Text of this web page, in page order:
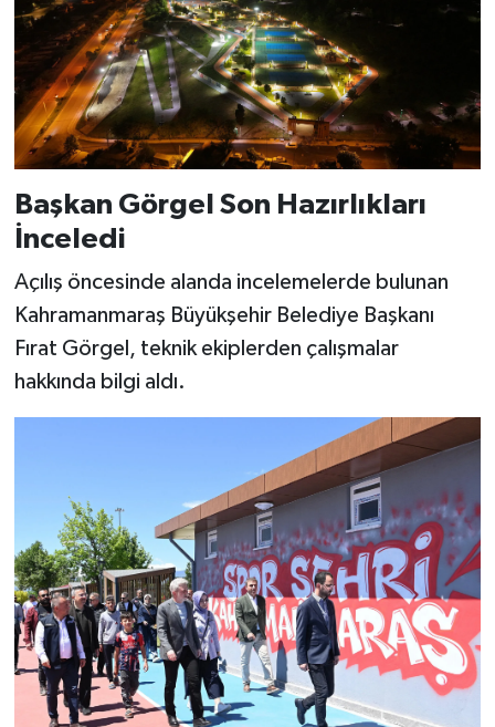
Başkan Görgel Son Hazırlıkları
İnceledi
Açılış öncesinde alanda incelemelerde bulunan
Kahramanmaraş Büyükşehir Belediye Başkanı
Fırat Görgel, teknik ekiplerden çalışmalar
hakkında bilgi aldı.